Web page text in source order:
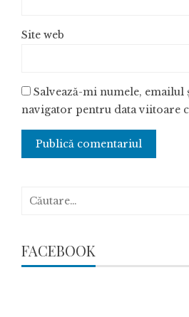
Site web
Salvează-mi numele, emailul
navigator pentru data viitoare
Caută
FACEBOOK